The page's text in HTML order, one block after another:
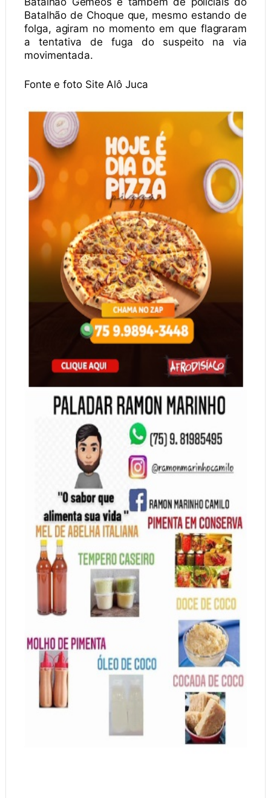
Batalhão de Choque que, mesmo estando de
folga, agiram no momento em que flagraram
a tentativa de fuga do suspeito na via
movimentada.
Fonte e foto Site Alô Juca